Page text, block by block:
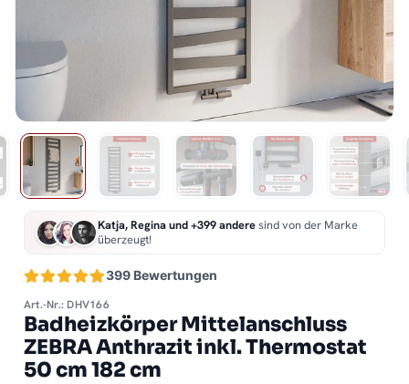
399 Bewertungen
Katja, Regina und +399 anderesind von der Marke
überzeugt!
Art.-Nr.: DHV166
Badheizkörper Mittelanschluss
ZEBRA Anthrazit inkl. Thermostat
50 cm 182 cm